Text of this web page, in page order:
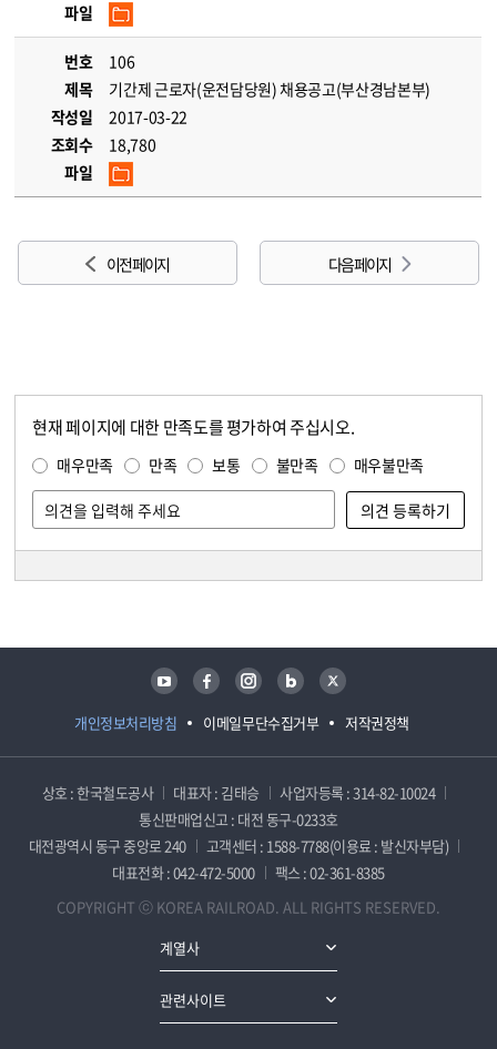
파일
번호
106
제목
기간제 근로자(운전담당원) 채용공고(부산경남본부)
작성일
2017-03-22
조회수
18,780
파일
이전 페이지 다음 페이지
현재 페이지에 대한 만족도를 평가하여 주십시오.
매우만족 만족 보통 불만족 매우불만족
개인정보처리방침 이메일무단수집거부 저작권정책
유튜브 페이스북 인스타그램 블로그 트위터
상호 : 한국철도공사 대표자 : 김태승
사업자등록 : 314-82-10024
통신판매업신고 : 대전 동구-0233호
대전광역시 동구 중앙로 240
고객센터 : 1588-7788(이용료 : 발신자부담)
대표전화 : 042-472-5000
팩스 : 02-361-8385
COPYRIGHT ⓒ KOREA RAILROAD. ALL RIGHTS RESERVED.
계열사
관련사이트